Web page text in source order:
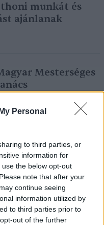
Personal
to third parties, or
information for
the below opt-out
note that after your
continue seeing
information utilized by
to third parties prior to
out of the further
munkát és
ajánlanak
Mesterséges